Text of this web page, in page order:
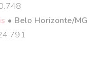
• Belo Horizonte/MG